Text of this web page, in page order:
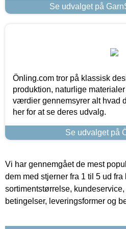
Se udvalget på
Önling.com tror på klassisk
produktion, naturlige
værdier gennemsyrer alt hvad
her for at se deres udvalg.
Se udvalget på
Vi har gennemgået de mest
dem med stjerner fra 1 til 5 ud
sortimentstørrelse,
betingelser, leveringsformer og